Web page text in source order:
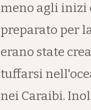
meno agli inizi
preparato per
erano state
tuffarsi
nei Caraibi.